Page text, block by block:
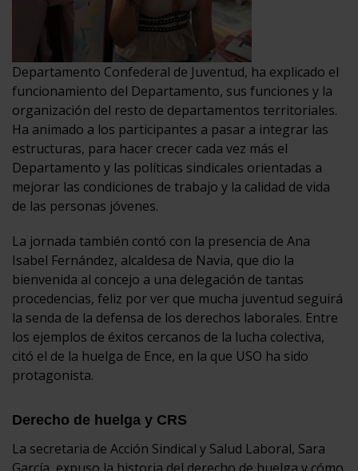
Departamento Confederal de Juventud, ha explicado el
funcionamiento del Departamento, sus funciones y la
organización del resto de departamentos territoriales.
Ha animado a los participantes a pasar a integrar las
estructuras, para hacer crecer cada vez más el
Departamento y las políticas sindicales orientadas a
mejorar las condiciones de trabajo y la calidad de vida
de las personas jóvenes.
La jornada también contó con la presencia de Ana
Isabel Fernández, alcaldesa de Navia, que dio la
bienvenida al concejo a una delegación de tantas
procedencias, feliz por ver que mucha juventud seguirá
la senda de la defensa de los derechos laborales. Entre
los ejemplos de éxitos cercanos de la lucha colectiva,
citó el de la huelga de Ence, en la que USO ha sido
protagonista.
Derecho de huelga y CRS
La secretaria de Acción Sindical y Salud Laboral, Sara